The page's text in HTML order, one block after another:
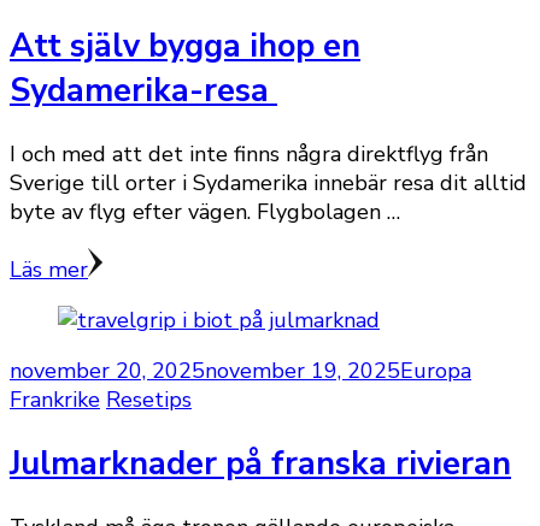
Att själv bygga ihop en
Sydamerika-resa
I och med att det inte finns några direktflyg från
Sverige till orter i Sydamerika innebär resa dit alltid
byte av flyg efter vägen. Flygbolagen …
Läs mer
november 20, 2025november 19, 2025Europa
Frankrike Resetips
Julmarknader på franska rivieran